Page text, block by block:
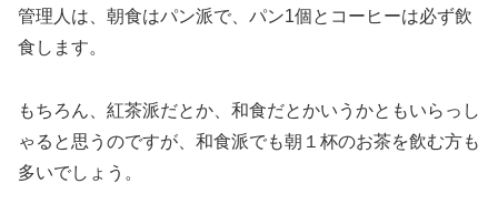
管理人は、朝食はパン派で、パン1個とコーヒーは必ず飲
食します。
もちろん、紅茶派だとか、和食だとかいうかともいらっし
ゃると思うのですが、和食派でも朝１杯のお茶を飲む方も
多いでしょう。